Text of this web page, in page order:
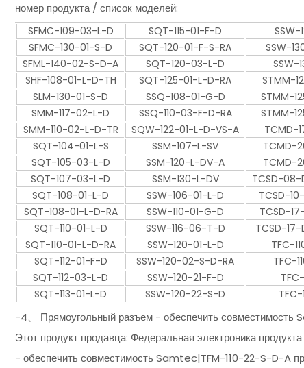
номер продукта / список моделей:
SFMC-109-03-L-D SQT-115-01-F-D SSW-
SFMC-130-01-S-D
SQT-120-01-F-S-RA SSW-
SFML-140-02-S-D-A
SQT-120-03-L-D SSW-
SHF-108-01-L-D-TH
SQT-125-01-L-D-RA STMM-
SLM-130-01-S-D
SSQ-108-01-G-D STMM-
SMM-117-02-L-D
SSQ-110-03-F-D-RA STMM-
SMM-110-02-L-D-TR
SQW-122-01-L-D-VS-A TCMD-
SQT-104-01-L-S
SSM-107-L-SV TCMD-
SQT-105-03-L-D
SSM-120-L-DV-A TCMD-
SQT-107-03-L-D
SSM-130-L-DV TCSD-08-
SQT-108-01-L-D
SSW-106-01-L-D TCSD-
SQT-108-01-L-D-RA
SSW-110-01-G-D TCSD-
SQT-110-01-L-D
SSW-116-06-T-D TCSD-
SQT-110-01-L-D-RA
SSW-120-01-L-D TFC-
SQT-112-01-F-D
SSW-120-02-S-D-RA TFC-
SQT-112-03-L-D
SSW-120-21-F-D
SQT-113-01-L-D
SSW-120-22-S-D TFC-
-4、 Прямоугольный разъем - обеспечить
Этот продукт продавца: Федеральная электроника
- обеспечить совместимость Samtec|TFM-110-22-S-D-A